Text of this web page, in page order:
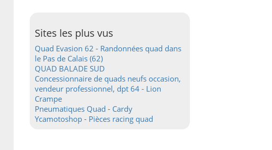
Sites les plus vus
Quad Evasion 62 - Randonnées quad dans
le Pas de Calais (62)
QUAD BALADE SUD
Concessionnaire de quads neufs occasion,
vendeur professionnel, dpt 64 - Lion
Crampe
Pneumatiques Quad - Cardy
Ycamotoshop - Pièces racing quad